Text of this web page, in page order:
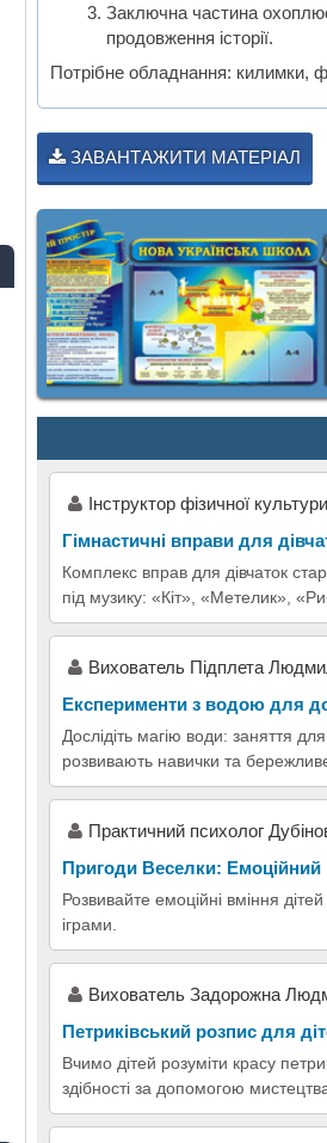
Заключна частина охоплює
продовження історії.
Потрібне обладнання: килимки,
ЗАВАНТАЖИТИ МАТЕРІАЛ
Інструктор фізичної
Гімнастичні вправи для
Комплекс вправ для дівчаток
під музику: «Кіт», «Метелик»,
Вихователь Підплета
Експерименти з водою для
Дослідіть магію води: заняття
розвивають навички та
Практичний психолог
Пригоди Веселки: Емоційний
Розвивайте емоційні вміння
іграми.
Вихователь Задорожна
Петриківський розпис для
Вчимо дітей розуміти красу
здібності за допомогою